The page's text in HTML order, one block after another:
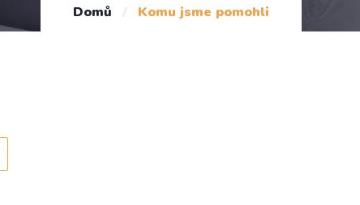
Domů / Komu jsme pomohli